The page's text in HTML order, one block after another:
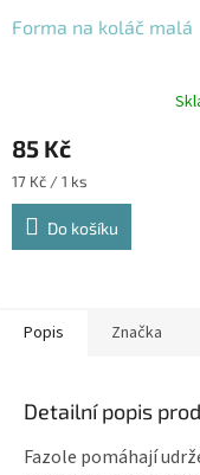
Forma na koláč malá
85 Kč
Měrná
cena:
17 Kč / 1 ks
Do košíku
Popis Značka
Detailní popis
Fazole pomáhají